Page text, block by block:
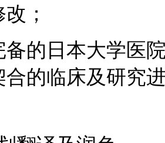
；
备的日本大学医
合的临床及研究